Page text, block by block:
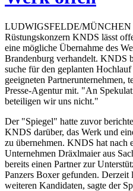
LUDWIGSFELDE/MÜNCHEN
Rüstungskonzern KNDS lässt
eine mögliche Übernahme des
Brandenburg verhandelt. KNDS
suche für den geplanten
geeigneten Partnerunternehmen,
Presse-Agentur mit. "An
beteiligen wir uns nicht."
Der "Spiegel" hatte zuvor
KNDS darüber, das Werk und
zu übernehmen. KNDS hat nach
Unternehmen Dräxlmaier aus
bereits einen Partner zur
Panzers Boxer gefunden. Derzeit
weiteren Kandidaten, sagte der